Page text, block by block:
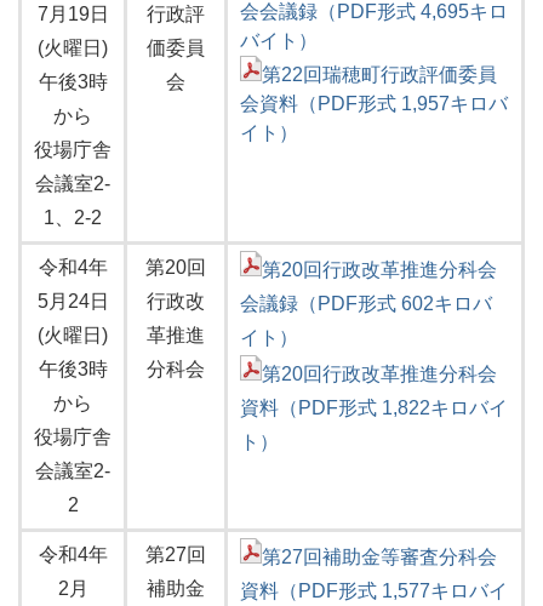
7月19日
(火曜日)
午後3時
から
役場庁舎
会議室2-
1、2-2
行政評
価委員
会
会会議録（PDF形式 4,695キロ
バイト）
第22回瑞穂町行政評価委員
会資料（PDF形式 1,957キロバ
イト）
令和4年
5月24日
(火曜日)
午後3時
から
役場庁舎
会議室2-
2
第20回
行政改
革推進
分科会
第20回行政改革推進分科会
会議録（PDF形式 602キロバ
イト）
第20回行政改革推進分科会
資料（PDF形式 1,822キロバイ
ト）
令和4年
2月
第27回
補助金
第27回補助金等審査分科会
資料（PDF形式 1,577キロバイ